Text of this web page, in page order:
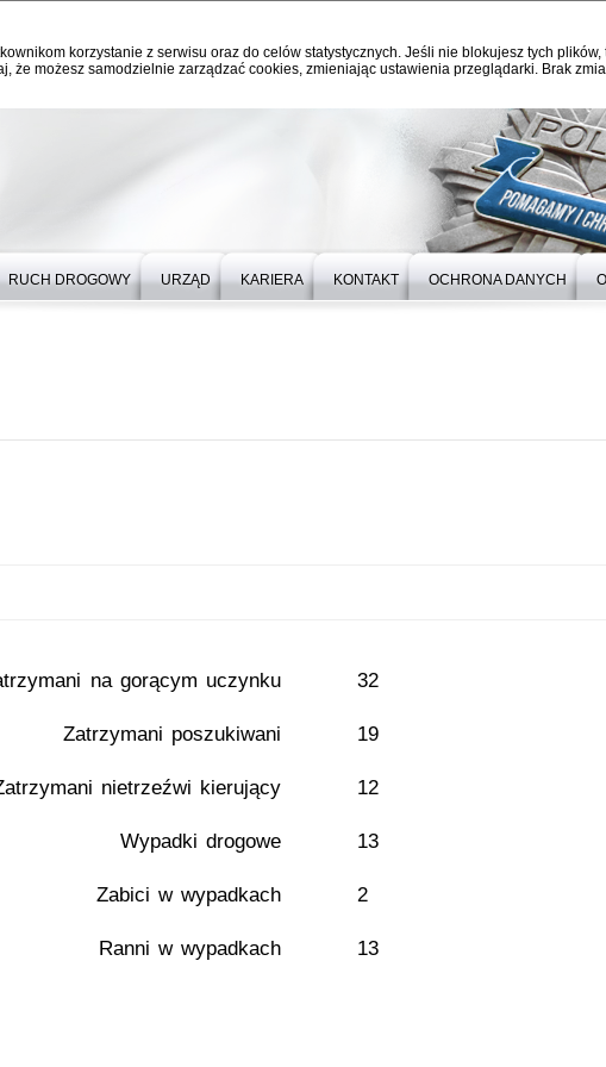
korzystanie z serwisu oraz do celów statystycznych. Jeśli nie blokujesz tych
że możesz samodzielnie zarządzać cookies, zmieniając ustawienia przeglądarki. Brak
RUCH DROGOWY URZĄD KARIERA KONTAKT OCHRONA DANYCH
na gorącym uczynku 32
Zatrzymani poszukiwani 19
nietrzeźwi kierujący 12
Wypadki drogowe 13
Zabici w wypadkach 2
Ranni w wypadkach 13